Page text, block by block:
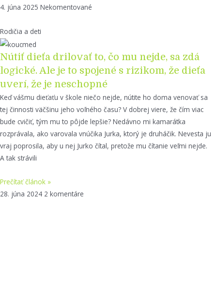
4. júna 2025 Nekomentované
Rodičia a deti
Nútiť dieťa drilovať to, čo mu nejde, sa zdá
logické. Ale je to spojené s rizikom, že dieťa
uverí, že je neschopné
Keď vášmu dieťaťu v škole niečo nejde, nútite ho doma venovať sa
tej činnosti väčšinu jeho voľného času? V dobrej viere, že čím viac
bude cvičiť, tým mu to pôjde lepšie? Nedávno mi kamarátka
rozprávala, ako varovala vnúčika Jurka, ktorý je druháčik. Nevesta ju
vraj poprosila, aby u nej Jurko čítal, pretože mu čítanie veľmi nejde.
A tak strávili
Prečítať článok »
28. júna 2024 2 komentáre